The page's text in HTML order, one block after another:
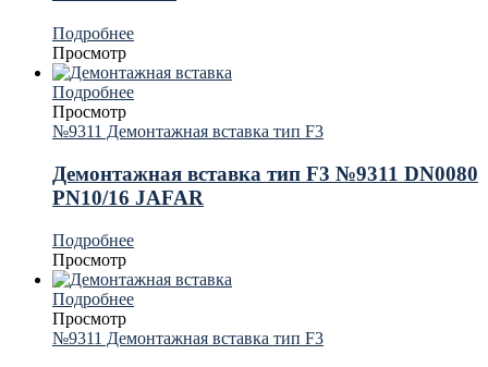
Подробнее
Просмотр
Подробнее
Просмотр
№9311 Демонтажная вставка тип F3
Демонтажная вставка тип F3 №9311 DN0080
PN10/16 JAFAR
Подробнее
Просмотр
Подробнее
Просмотр
№9311 Демонтажная вставка тип F3